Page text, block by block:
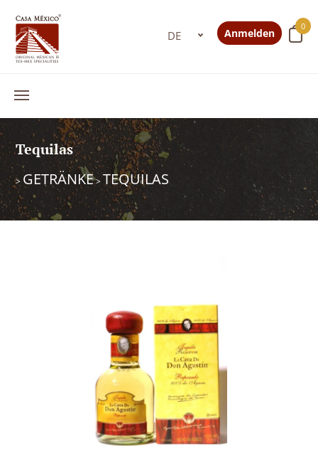
0
Anmelden
Tequilas
> GETRÄNKE>TEQUILAS